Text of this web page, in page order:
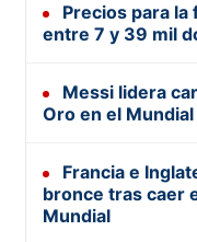
Precios para la
entre 7 y 39 mil
Messi lidera
Oro en el Mundial
Francia e
bronce tras caer
Mundial